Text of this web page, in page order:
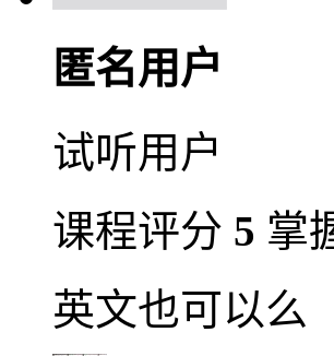
匿名用户
试听用户
课程评分 5 掌
英文也可以么